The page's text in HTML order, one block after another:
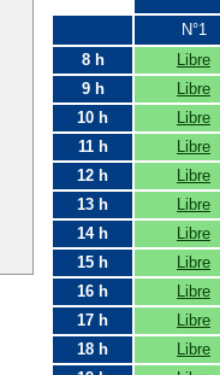
N°1
8 h
Libre
9 h
Libre
10 h
Libre
11 h
Libre
12 h
Libre
13 h
Libre
14 h
Libre
15 h
Libre
16 h
Libre
17 h
Libre
18 h
Libre